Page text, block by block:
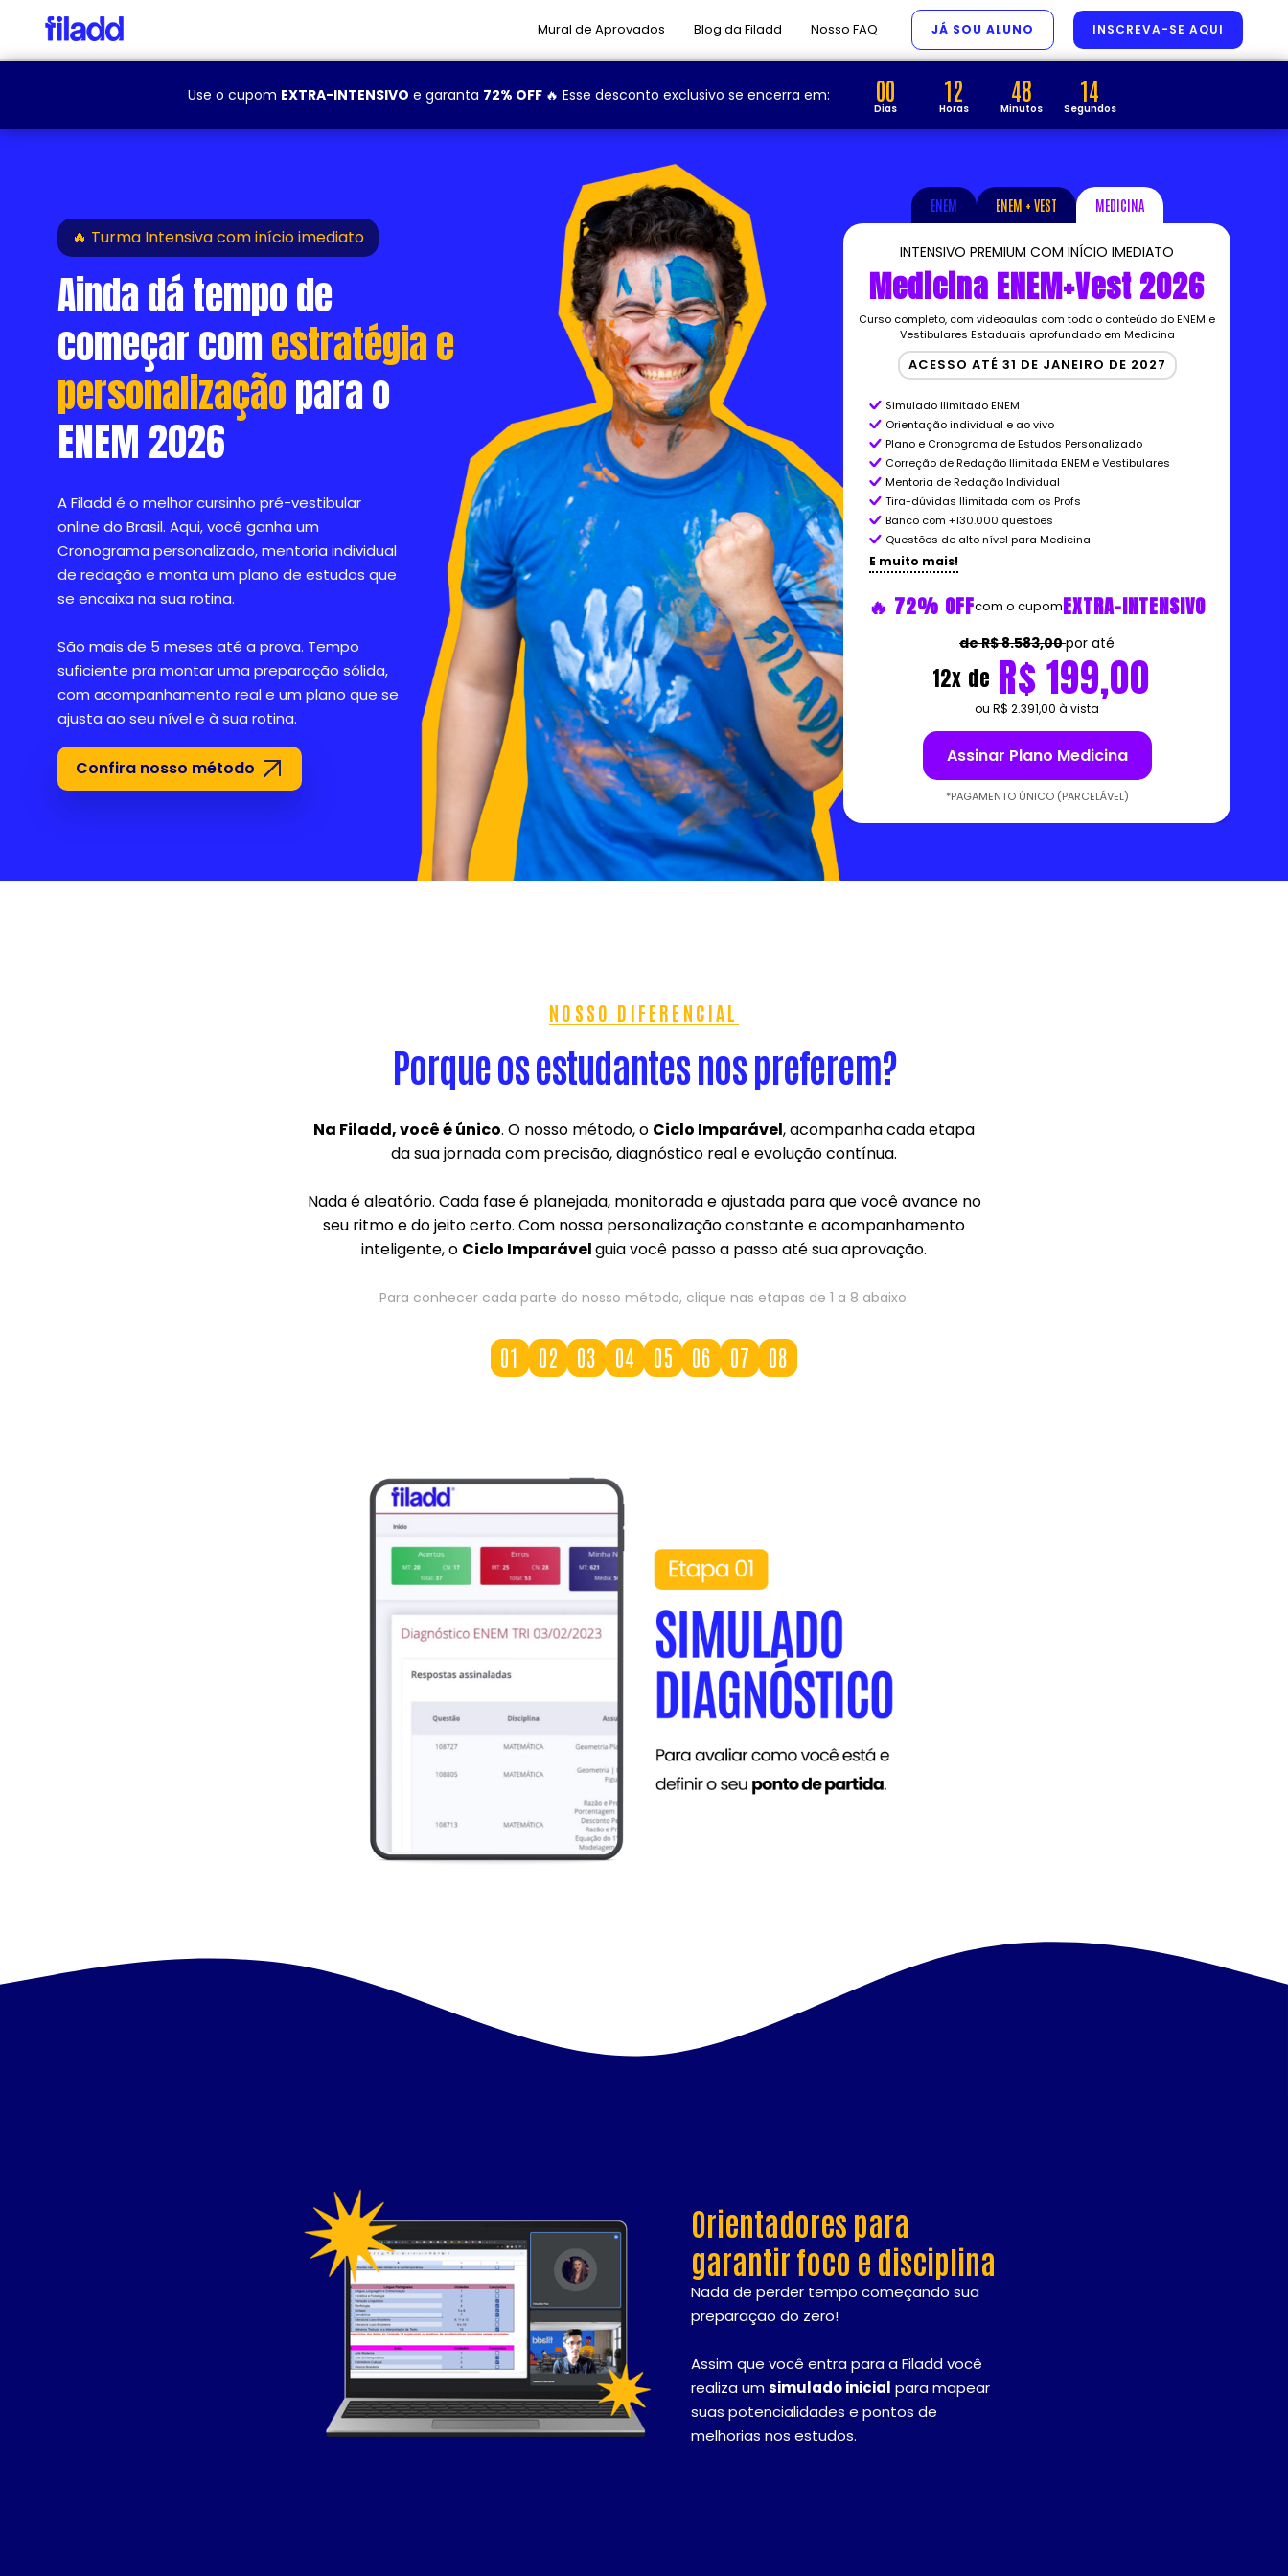
Mural de Aprovados Blog da Filadd Nosso FAQ JÁ SOU ALUNO INSCREVA-SE AQUI
Use o cupom EXTRA-INTENSIVO e garanta 72% OFF 🔥 Esse desconto exclusivo se encerra em: 00
Dias
12
Horas
48
Minutos
13
Segundos
🔥 Turma Intensiva com início imediato
Ainda dá tempo de
começar comestratégia e
personalizaçãopara o
ENEM 2026
A Filadd é o melhor cursinho pré-vestibular
online do Brasil. Aqui, você ganha um
Cronograma personalizado, mentoria individual
de redação e monta um plano de estudos que
se encaixa na sua rotina.
São mais de 5 meses até a prova. Tempo
suficiente pra montar uma preparação sólida,
com acompanhamento real e um plano que se
ajusta ao seu nível e à sua rotina.
Confira nosso método
ENEM ENEM + VEST MEDICINA
INTENSIVO PREMIUM COM INÍCIO IMEDIATO
Medicina ENEM+Vest 2026
Curso completo, com videoaulas com todo o conteúdo do ENEM e
Vestibulares Estaduais aprofundado em Medicina
ACESSO ATÉ 31 DE JANEIRO DE 2027
Simulado Ilimitado ENEM
Orientação individual e ao vivo
Plano e Cronograma de Estudos Personalizado
Correção de Redação Ilimitada ENEM e Vestibulares
Mentoria de Redação Individual
Tira-dúvidas Ilimitada com os Profs
Banco com +130.000 questões
Questões de alto nível para Medicina
E muito mais!
🔥 72% OFFcom o cupomEXTRA-INTENSIVO
de R$ 8.583,00por até
12x de R$ 199,00
ou R$ 2.391,00 à vista
Assinar Plano Medicina
*PAGAMENTO ÚNICO (PARCELÁVEL)
NOSSO DIFERENCIAL
Porque os estudantes nos preferem?
Na Filadd, você é único. O nosso método, o Ciclo Imparável, acompanha cada etapa
da sua jornada com precisão, diagnóstico real e evolução contínua.
Nada é aleatório. Cada fase é planejada, monitorada e ajustada para que você avance no
seu ritmo e do jeito certo. Com nossa personalização constante e acompanhamento
inteligente, o Ciclo Imparávelguia você passo a passo até sua aprovação.
Para conhecer cada parte do nosso método, clique nas etapas de 1 a 8 abaixo.
01 02 03 04 05 06 07 08
Orientadores para
garantir foco e disciplina
Nada de perder tempo começando sua
preparação do zero!
Assim que você entra para a Filadd você
realiza um simulado inicial para mapear
suas potencialidades e pontos de
melhorias nos estudos.